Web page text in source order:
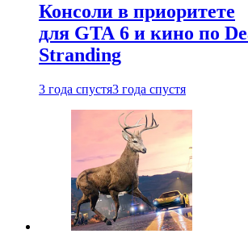
Консоли в приоритете
для GTA 6 и кино по
Stranding
3 года спустя3 года спустя